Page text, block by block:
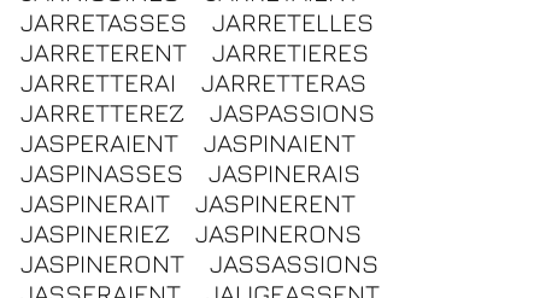
JARRETASSES
JARRETELLES
JARRETERENT
JARRETIERES
JARRETTERAI
JARRETTERAS
JARRETTEREZ
JASPASSIONS
JASPERAIENT
JASPINAIENT
JASPINASSES
JASPINERAIS
JASPINERAIT
JASPINERENT
JASPINERIEZ
JASPINERONS
JASPINERONT
JASSASSIONS